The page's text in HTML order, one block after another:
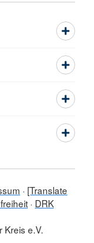
[Translate
DRK
e.V.